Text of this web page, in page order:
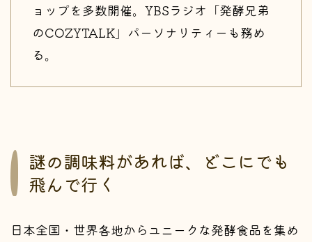
ョップを多数開催。YBSラジオ「発酵兄弟
のCOZYTALK」パーソナリティーも務め
る。
謎の調味料があれば、どこにでも
飛んで行く
日本全国・世界各地からユニークな発酵食品を集め